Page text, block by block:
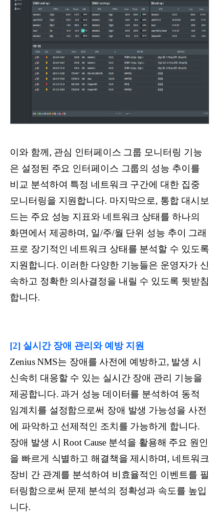
이와 함께, 관심 인터페이스 그룹 모니터링 기능
은 설정된 주요 인터페이스 그룹의 성능 추이를
비교 분석하여 특정 네트워크 구간에 대한 집중
모니터링을 지원합니다. 마지막으로, 통합 대시보
드는 주요 성능 지표와 네트워크 상태를 하나의
화면에서 제공하며, 일/주/월 단위 성능 추이 그래
프로 장기적인 네트워크 상태를 분석할 수 있도록
지원합니다. 이러한 다양한 기능들은 운영자가 신
속하고 정확한 의사결정을 내릴 수 있도록 뒷받침
합니다.
[2] 실시간 장애 관리와 예방 지원
Zenius NMS는 장애를 사전에 예방하고, 발생 시
신속히 대응할 수 있는 실시간 장애 관리 기능을
제공합니다. 과거 성능 데이터를 분석하여 동적
임계치를 설정함으로써 장애 발생 가능성을 사전
에 파악하고 선제적인 조치를 가능하게 합니다.
장애 발생 시 Root Cause 분석을 활용해 주요 원인
을 빠르게 식별하고 해결책을 제시하며, 네트워크
장비 간 관계를 분석하여 비효율적인 이벤트를 필
터링함으로써 문제 분석의 정확성과 속도를 높입
니다.